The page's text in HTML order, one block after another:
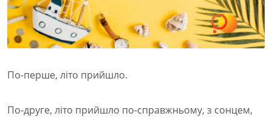
По-перше, літо прийшло.
По-друге, літо прийшло по-справжньому, з сонцем,